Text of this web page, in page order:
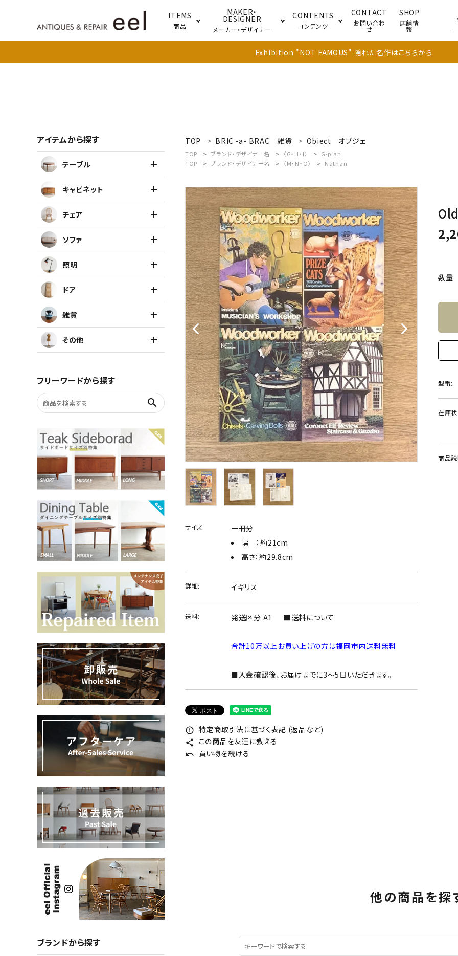
ITEMS
商品
MAKER・
DESIGNER
メーカー・デザイナー
CONTENTS
コンテンツ
CONTACT
お問い合わ
せ
SHOP
店舗情
報
Exhibition "NOT FAMOUS" 隠れた名作はこちらから
アイテムを探す
テーブル
キャビネット
チェア
ソファ
照明
雑貨
お気に入りリスト
デザイナーまとめ
メンテナンスについて
ギャラリー・シーン
納品事例
エキシビジョン・展示会
ACCOUNT MENU
ようこそ ゲスト 様
ログイン person 新規会員登録
TOP BRIC -a- BRAC 雑貨 Object オブジェ
TOP ブランド・デザイナー名 〈G・H・I〉
G-plan
TOP
ブランド・デザイナー名 〈M・N・O〉 Nathan
サイズ:
一冊分
幅 ：約21cm
高さ：約29.8cm
詳細: イギリス
送料: 発送区分 A1 ■送料について
合計10万以上お買い上げの方は福岡市内送料無料
■入金確認後、お届けまでに3～5日いただきます。
error_outline 特定商取引法に基づく表記 (返品など)
share この商品を友達に教える
undo 買い物を続ける
数量
型番:
在庫
商品
他の商品を探
アイテムから探す
テーブル
キャビネット
チェア
ソファ
照明
ドア
雑貨
その他
フリーワードから探す
search
ブランドから探す